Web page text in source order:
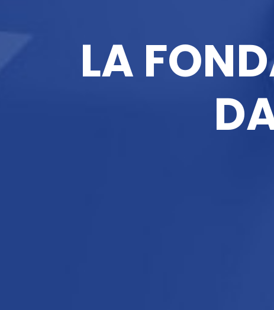
LA